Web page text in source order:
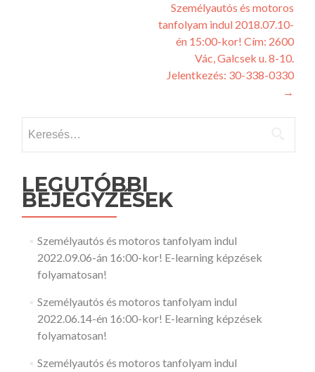
Személyautós és motoros
tanfolyam indul 2018.07.10-
én 15:00-kor! Cím: 2600
Vác, Galcsek u. 8-10.
Jelentkezés: 30-338-0330
→
LEGUTÓBBI
BEJEGYZÉSEK
Személyautós és motoros tanfolyam indul
2022.09.06-án 16:00-kor! E-learning képzések
folyamatosan!
Személyautós és motoros tanfolyam indul
2022.06.14-én 16:00-kor! E-learning képzések
folyamatosan!
Személyautós és motoros tanfolyam indul